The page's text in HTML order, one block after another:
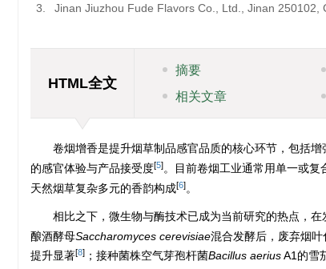
3.
Jinan Jiuzhou Fude Flavors Co., Ltd., Jinan 250102,
HTML全文
摘要
相关文章
卷烟增香是提升烟草制品感官品质的核心环节，包括增
的感官体验与产品接受度[5]。目前卷烟工业通常用单一或
天然烟草复杂多元的香韵构成[6]。
相比之下，微生物与酶技术已成为当前研究的热点，
酿酒酵母Saccharomyces cerevisiae混合发酵后，废弃烟
提升显著[8] ；接种菌株空气芽孢杆菌Bacillus aeriusA1的雪